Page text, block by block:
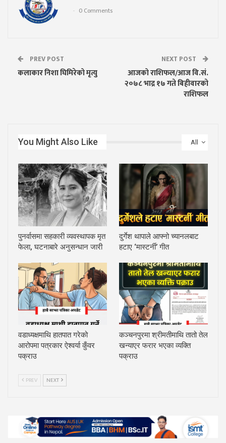
0 Comments
PREV POST
कलाकार निशा घिमिरेको मृत्यु
NEXT POST
आजको राशिफल/आज वि.सं.
२०७८ भाद्र १७ गते बिहीवारकाे
राशिफल
All
You Might Also Like
पुनर्वासमा सहकारी व्यवस्थापक मृत
फेला, घटनाबारे अनुसन्धान जारी
दुर्गेश थापाले आफ्नो च्यानलबाट
हटाए ‘मास्टर्नी’ गीत
वडाध्यक्षमाथि हातपात गरेको
आरोपमा पत्रकार ऐश्वर्या कुँवर
पक्राउ
कञ्चनपुरमा श्रीमतीमाथि तातो तेल
खन्याएर फरार भएका व्यक्ति
पक्राउ
PREV NEXT